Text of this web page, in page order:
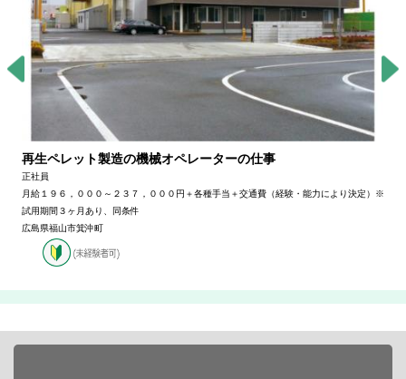
再生ペレット製造の機械オペレーターの仕事
正社員
月給１９６，０００～２３７，０００円＋各種手当＋交通費（経験・能力により決定）※
試用期間３ヶ月あり、同条件
広島県福山市箕沖町